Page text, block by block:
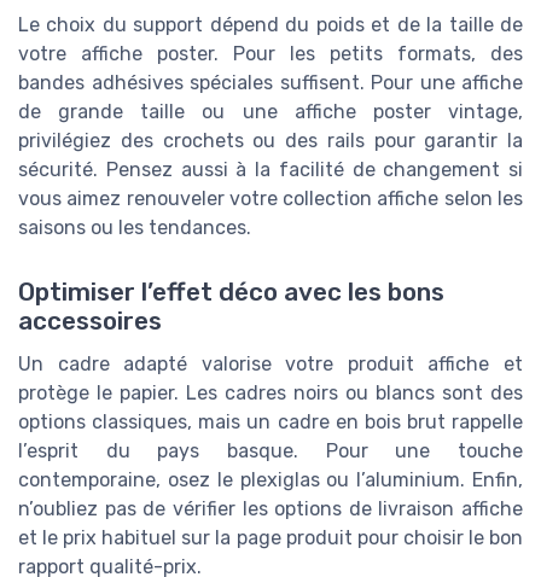
Le choix du support dépend du poids et de la taille de
votre affiche poster. Pour les petits formats, des
bandes adhésives spéciales suffisent. Pour une affiche
de grande taille ou une affiche poster vintage,
privilégiez des crochets ou des rails pour garantir la
sécurité. Pensez aussi à la facilité de changement si
vous aimez renouveler votre collection affiche selon les
saisons ou les tendances.
Optimiser l’effet déco avec les bons
accessoires
Un cadre adapté valorise votre produit affiche et
protège le papier. Les cadres noirs ou blancs sont des
options classiques, mais un cadre en bois brut rappelle
l’esprit du pays basque. Pour une touche
contemporaine, osez le plexiglas ou l’aluminium. Enfin,
n’oubliez pas de vérifier les options de livraison affiche
et le prix habituel sur la page produit pour choisir le bon
rapport qualité-prix.